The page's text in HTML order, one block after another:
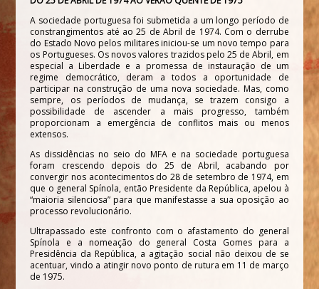
A sociedade portuguesa foi submetida a um longo período de
constrangimentos até ao 25 de Abril de 1974. Com o derrube
do Estado Novo pelos militares iniciou-se um novo tempo para
os Portugueses. Os novos valores trazidos pelo 25 de Abril, em
especial a Liberdade e a promessa de instauração de um
regime democrático, deram a todos a oportunidade de
participar na construção de uma nova sociedade. Mas, como
sempre, os períodos de mudança, se trazem consigo a
possibilidade de ascender a mais progresso, também
proporcionam a emergência de conflitos mais ou menos
extensos.
As dissidências no seio do MFA e na sociedade portuguesa
foram crescendo depois do 25 de Abril, acabando por
convergir nos acontecimentos do 28 de setembro de 1974, em
que o general Spínola, então Presidente da República, apelou à
“maioria silenciosa” para que manifestasse a sua oposição ao
processo revolucionário.
Ultrapassado este confronto com o afastamento do general
Spínola e a nomeação do general Costa Gomes para a
Presidência da República, a agitação social não deixou de se
acentuar, vindo a atingir novo ponto de rutura em 11 de março
de 1975.